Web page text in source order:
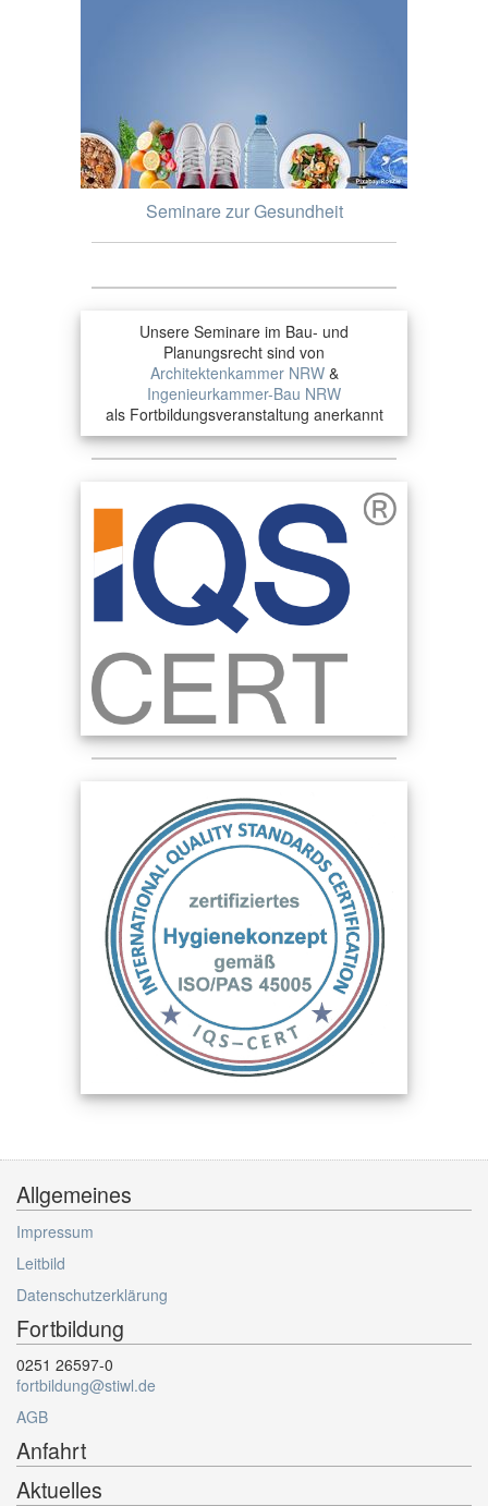
Seminare zur Gesundheit
Unsere Seminare im Bau- und
Planungsrecht sind von
Architektenkammer NRW&
Ingenieurkammer-Bau NRW
als Fortbildungsveranstaltung anerkannt
Allgemeines
Impressum
Leitbild
Datenschutzerklärung
Fortbildung
0251 26597-0
fortbildung@stiwl.de
AGB
Anfahrt
Aktuelles